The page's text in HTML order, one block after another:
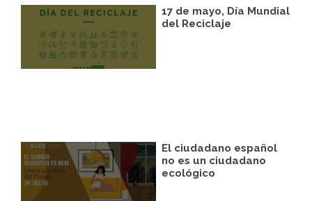
17 de mayo, Día Mundial
del Reciclaje
El ciudadano español
no es un ciudadano
ecológico